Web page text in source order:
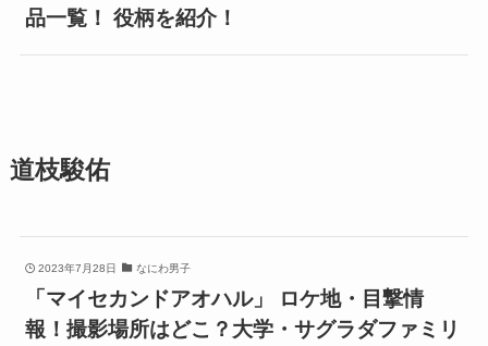
品一覧！ 役柄を紹介！
道枝駿佑
2023年7月28日 なにわ男子
「マイセカンドアオハル」 ロケ地・目撃情
報！撮影場所はどこ？大学・サグラダファミリ